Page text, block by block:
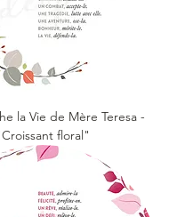
la Vie de Mère Teresa -
floral"